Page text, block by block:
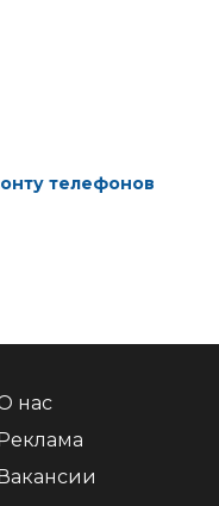
телефонов
нас